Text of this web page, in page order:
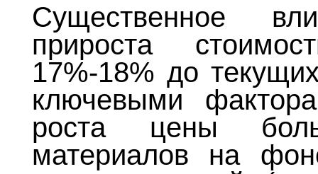
Существенное
прироста
17%-18% до
ключевыми
роста цены
материалов на